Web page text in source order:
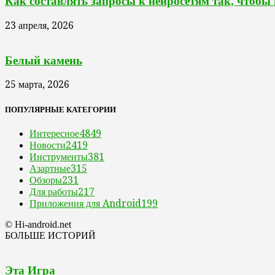
23 апреля, 2026
Белый камень
25 марта, 2026
ПОПУЛЯРНЫЕ КАТЕГОРИИ
Интересное4849
Новости2419
Инструменты381
Азартные315
Обзоры231
Для работы217
Приложения для Android199
© Hi-android.net
БОЛЬШЕ ИСТОРИЙ
Эта Игра